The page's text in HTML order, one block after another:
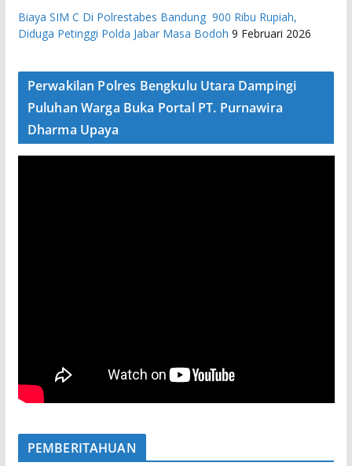
Biaya SIM C Di Polrestabes Bandung 900 Ribu Rupiah,
Diduga Petinggi Polda Jabar Masa Bodoh 9 Februari 2026
Perwakilan Polres Bengkulu Utara Dampingi
Puluhan Warga Buka Portal PT. Purnawira
Dharma Upaya
PEMBERITAHUAN